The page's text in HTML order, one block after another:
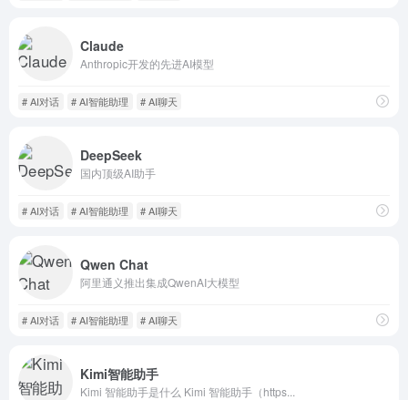
Claude
Anthropic开发的先进AI模型
# AI对话 # AI智能助理 # AI聊天
DeepSeek
国内顶级AI助手
# AI对话 # AI智能助理 # AI聊天
Qwen Chat
阿里通义推出集成QwenAI大模型
# AI对话 # AI智能助理 # AI聊天
Kimi智能助手
Kimi 智能助手是什么 Kimi 智能助手（https...